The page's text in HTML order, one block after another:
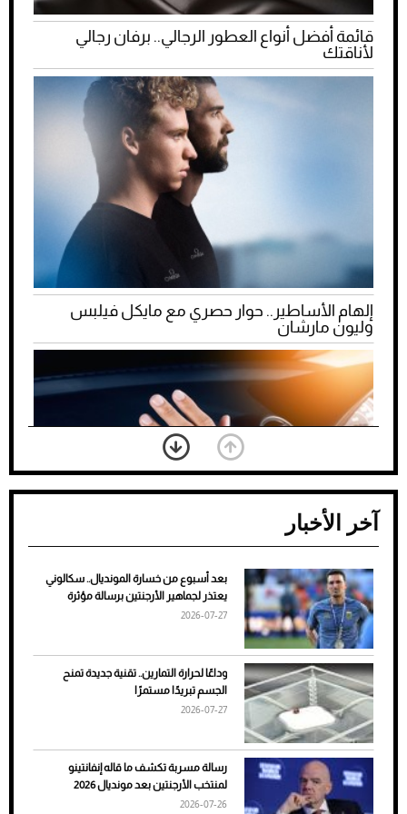
قائمة أفضل أنواع العطور الرجالي.. برفان رجالي
لأناقتك
إلهام الأساطير.. حوار حصري مع مايكل فيلبس
وليون مارشان
ضعف تبريد مكيف السيارة عند الوقوف.. أشهر
الأسباب والحلول
آخر الأخبار
بعد أسبوع من خسارة المونديال.. سكالوني
يعتذر لجماهير الأرجنتين برسالة مؤثرة
2026-07-27
وداعًا لحرارة التمارين.. تقنية جديدة تمنح
الجسم تبريدًا مستمرًا
2026-07-27
رسالة مسربة تكشف ما قاله إنفانتينو
لمنتخب الأرجنتين بعد مونديال 2026
2026-07-26